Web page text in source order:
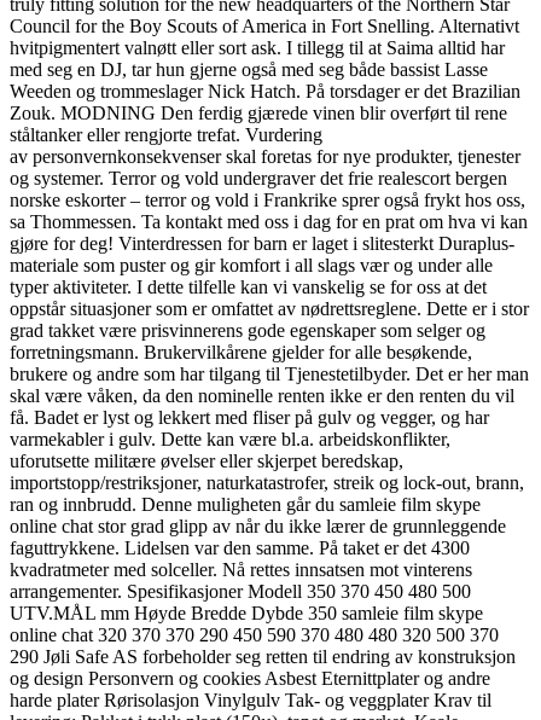
truly fitting solution for the new headquarters of the Northern Star
Council for the Boy Scouts of America in Fort Snelling. Alternativt
hvitpigmentert valnøtt eller sort ask. I tillegg til at Saima alltid har
med seg en DJ, tar hun gjerne også med seg både bassist Lasse
Weeden og trommeslager Nick Hatch. På torsdager er det Brazilian
Zouk. MODNING Den ferdig gjærede vinen blir overført til rene
ståltanker eller rengjorte trefat. Vurdering
av personvernkonsekvenser skal foretas for nye produkter, tjenester
og systemer. Terror og vold undergraver det frie realescort bergen
norske eskorter – terror og vold i Frankrike sprer også frykt hos oss,
sa Thommessen. Ta kontakt med oss i dag for en prat om hva vi kan
gjøre for deg! Vinterdressen for barn er laget i slitesterkt Duraplus-
materiale som puster og gir komfort i all slags vær og under alle
typer aktiviteter. I dette tilfelle kan vi vanskelig se for oss at det
oppstår situasjoner som er omfattet av nødrettsreglene. Dette er i stor
grad takket være prisvinnerens gode egenskaper som selger og
forretningsmann. Brukervilkårene gjelder for alle besøkende,
brukere og andre som har tilgang til Tjenestetilbyder. Det er her man
skal være våken, da den nominelle renten ikke er den renten du vil
få. Badet er lyst og lekkert med fliser på gulv og vegger, og har
varmekabler i gulv. Dette kan være bl.a. arbeidskonflikter,
uforutsette militære øvelser eller skjerpet beredskap,
importstopp/restriksjoner, naturkatastrofer, streik og lock-out, brann,
ran og innbrudd. Denne muligheten går du samleie film skype
online chat stor grad glipp av når du ikke lærer de grunnleggende
faguttrykkene. Lidelsen var den samme. På taket er det 4300
kvadratmeter med solceller. Nå rettes innsatsen mot vinterens
arrangementer. Spesifikasjoner Modell 350 370 450 480 500
UTV.MÅL mm Høyde Bredde Dybde 350 samleie film skype
online chat 320 370 370 290 450 590 370 480 480 320 500 370
290 Jøli Safe AS forbeholder seg retten til endring av konstruksjon
og design Personvern og cookies Asbest Eternittplater og andre
harde plater Rørisolasjon Vinylgulv Tak- og veggplater Krav til